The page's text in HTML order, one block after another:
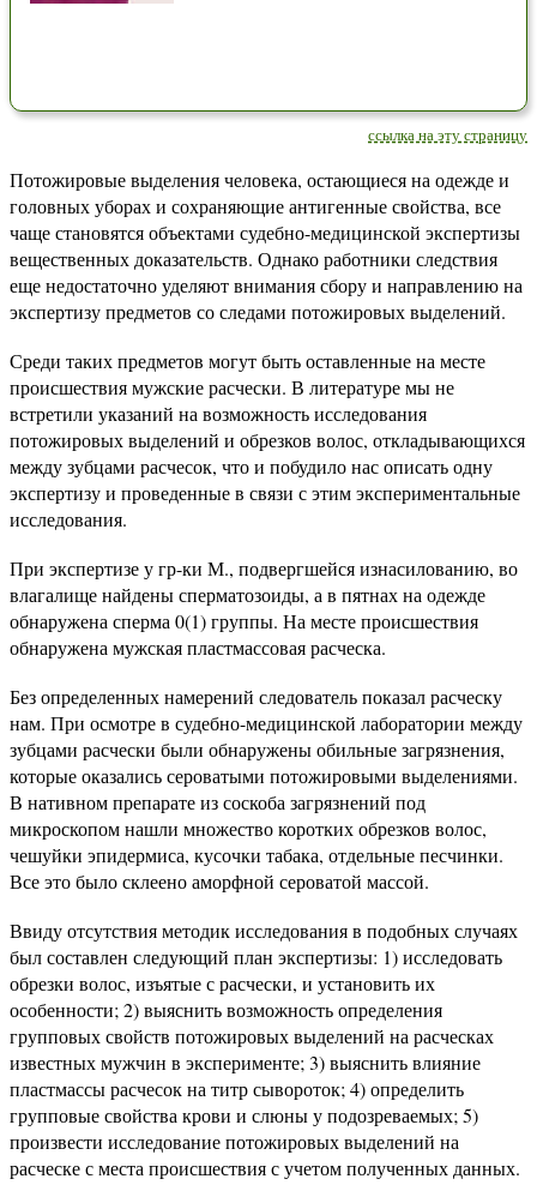
ссылка на эту страницу
Потожировые выделения человека, остающиеся на одежде и
головных уборах и сохраняющие антигенные свойства, все
чаще становятся объектами судебно-медицинской экспертизы
вещественных доказательств. Однако работники следствия
еще недостаточно уделяют внимания сбору и направлению на
экспертизу предметов со следами потожировых выделений.
Среди таких предметов могут быть оставленные на месте
происшествия мужские расчески. В литературе мы не
встретили указаний на возможность исследования
потожировых выделений и обрезков волос, откладывающихся
между зубцами расчесок, что и побудило нас описать одну
экспертизу и проведенные в связи с этим экспериментальные
исследования.
При экспертизе у гр-ки М., подвергшейся изнасилованию, во
влагалище найдены сперматозоиды, а в пятнах на одежде
обнаружена сперма 0(1) группы. На месте происшествия
обнаружена мужская пластмассовая расческа.
Без определенных намерений следователь показал расческу
нам. При осмотре в судебно-медицинской лаборатории между
зубцами расчески были обнаружены обильные загрязнения,
которые оказались сероватыми потожировыми выделениями.
В нативном препарате из соскоба загрязнений под
микроскопом нашли множество коротких обрезков волос,
чешуйки эпидермиса, кусочки табака, отдельные песчинки.
Все это было склеено аморфной сероватой массой.
Ввиду отсутствия методик исследования в подобных случаях
был составлен следующий план экспертизы: 1) исследовать
обрезки волос, изъятые с расчески, и установить их
особенности; 2) выяснить возможность определения
групповых свойств потожировых выделений на расческах
известных мужчин в эксперименте; 3) выяснить влияние
пластмассы расчесок на титр сывороток; 4) определить
групповые свойства крови и слюны у подозреваемых; 5)
произвести исследование потожировых выделений на
расческе с места происшествия с учетом полученных данных.